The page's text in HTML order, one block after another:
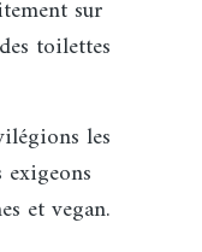
sur
toilettes
les
et vegan.